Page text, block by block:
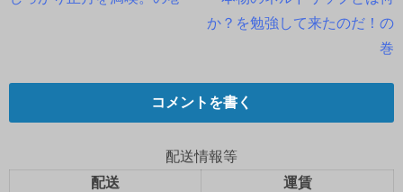
ー
か？を勉強して来たのだ！の
巻
コメントを書く
配送情報等
配送
運賃